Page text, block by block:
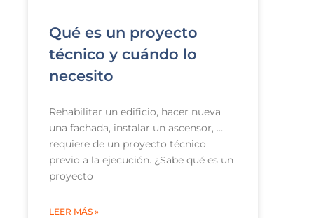
Qué es un proyecto
técnico y cuándo lo
necesito
Rehabilitar un edificio, hacer nueva
una fachada, instalar un ascensor, …
requiere de un proyecto técnico
previo a la ejecución. ¿Sabe qué es un
proyecto
LEER MÁS »